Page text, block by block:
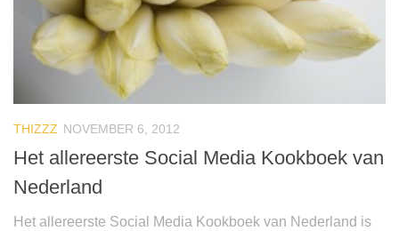
THIZZZ NOVEMBER 6, 2012
Het allereerste Social Media Kookboek van
Nederland
Het allereerste Social Media Kookboek van Nederland is